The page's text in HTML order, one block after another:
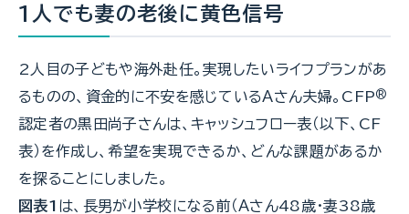
1人でも妻の老後に黄色信号
2人目の子どもや海外赴任。実現したいライフプランがあ
るものの、資金的に不安を感じているＡさん夫婦。CFP®
認定者の黒田尚子さんは、キャッシュフロー表（以下、CF
表）を作成し、希望を実現できるか、どんな課題があるか
を探ることにしました。
図表1 は、長男が小学校になる前（Ａさん48歳・妻38歳